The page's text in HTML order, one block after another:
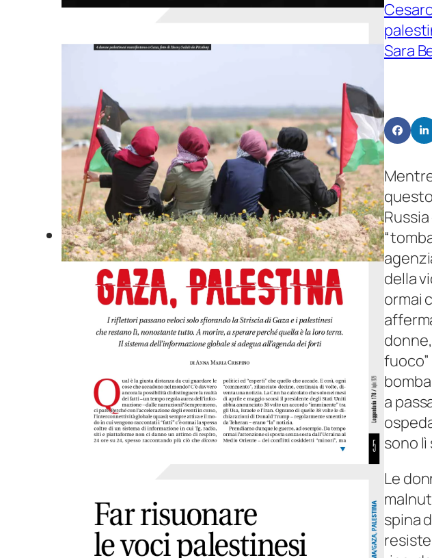
.
1
7
g
i
u
g
n
o
,
l
u
g
l
i
o
2
0
2
6
q
u
a
n
t
Sara
della
ormai
a
sono
Le
spina